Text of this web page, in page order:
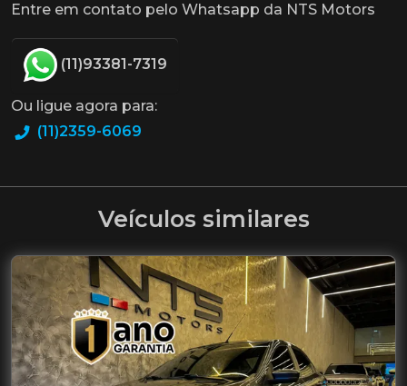
Entre em contato pelo Whatsapp da NTS Motors
(11)93381-7319
Ou ligue agora para:
(11)2359-6069
Veículos similares